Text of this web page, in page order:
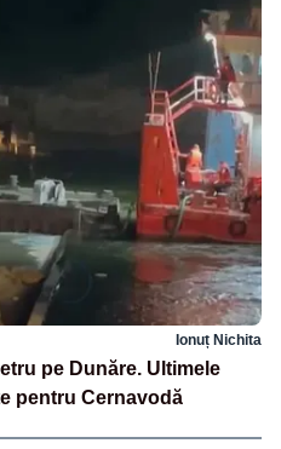
Ionuț Nichita
pe Dunăre. Ultimele
pentru Cernavodă